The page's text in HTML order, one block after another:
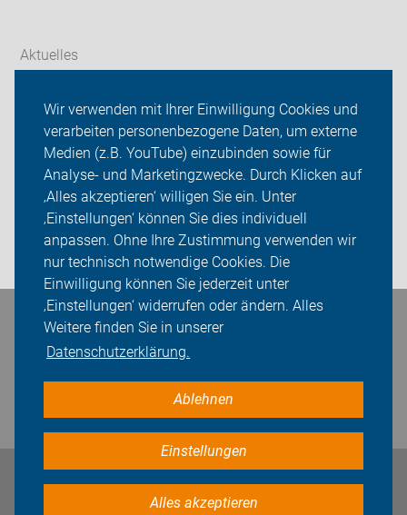
Wir verwenden mit Ihrer Einwilligung Cookies und
verarbeiten personenbezogene Daten, um externe
Medien (z.B. YouTube) einzubinden sowie für
Analyse- und Marketingzwecke. Durch Klicken auf
‚Alles akzeptieren‘ willigen Sie ein. Unter
‚Einstellungen‘ können Sie dies individuell
anpassen. Ohne Ihre Zustimmung verwenden wir
nur technisch notwendige Cookies. Die
Einwilligung können Sie jederzeit unter
‚Einstellungen‘ widerrufen oder ändern. Alles
Weitere finden Sie in unserer
Datenschutzerklärung.
Ablehnen
Einstellungen
Alles akzeptieren
Aktuelles
Radtouren
ADFC Ilm-Kreis
Sei dabei
Login
Bleiben Sie in Kontakt